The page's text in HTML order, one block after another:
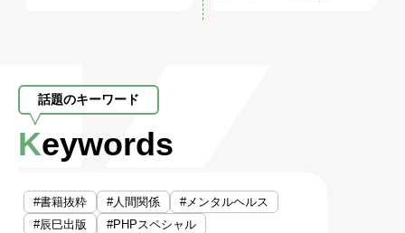
話題のキーワード
Keywords
#書籍抜粋 #人間関係
#メンタルヘルス
#辰巳出版
#PHPスペシャル